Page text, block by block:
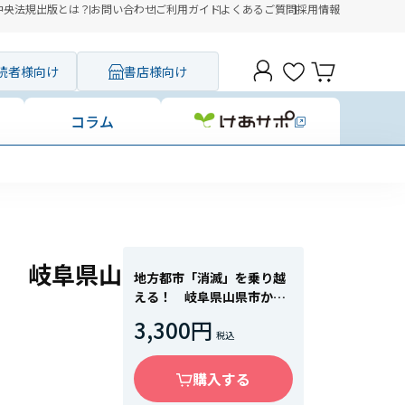
央法規出版とは？お問い合わせご利用ガイドよくあるご質問採用情報
者様向け 書店様向け
コラム
岐阜県山
地方都市「消滅」を乗り越
える！ 岐阜県山県市から
3,300円
購入する